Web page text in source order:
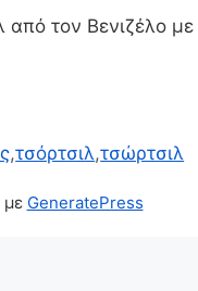
από τον Βενιζέλο με
,τσόρτσιλ,τσώρτσιλ
με GeneratePress